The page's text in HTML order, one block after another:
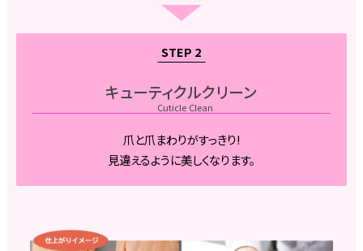
キューティクルクリーン
Cuticle Clean
爪と爪まわりがすっきり!
見違えるように美しくなります。